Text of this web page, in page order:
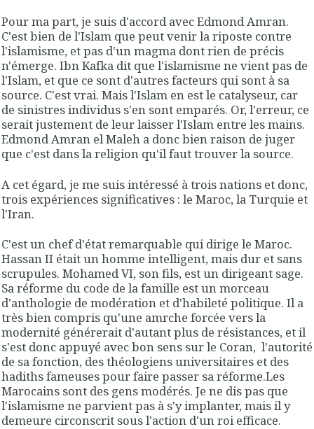
Pour ma part, je suis d'accord avec Edmond Amran.
C'est bien de l'Islam que peut venir la riposte contre
l'islamisme, et pas d'un magma dont rien de précis
n'émerge. Ibn Kafka dit que l'islamisme ne vient pas de
l'Islam, et que ce sont d'autres facteurs qui sont à sa
source. C'est vrai. Mais l'Islam en est le catalyseur, car
de sinistres individus s'en sont emparés. Or, l'erreur, ce
serait justement de leur laisser l'Islam entre les mains.
Edmond Amran el Maleh a donc bien raison de juger
que c'est dans la religion qu'il faut trouver la source.
A cet égard, je me suis intéressé à trois nations et donc,
trois expériences significatives : le Maroc, la Turquie et
l'Iran.
C'est un chef d'état remarquable qui dirige le Maroc.
Hassan II était un homme intelligent, mais dur et sans
scrupules. Mohamed VI, son fils, est un dirigeant sage.
Sa réforme du code de la famille est un morceau
d'anthologie de modération et d'habileté politique. Il a
très bien compris qu'une amrche forcée vers la
modernité générerait d'autant plus de résistances, et il
s'est donc appuyé avec bon sens sur le Coran, l'autorité
de sa fonction, des théologiens universitaires et des
hadiths fameuses pour faire passer sa réforme.Les
Marocains sont des gens modérés. Je ne dis pas que
l'islamisme ne parvient pas à s'y implanter, mais il y
demeure circonscrit sous l'action d'un roi efficace.